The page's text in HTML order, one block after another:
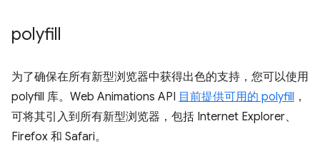
polyfill
为了确保在所有新型浏览器中获得出色的支持，您可以使用
polyfill 库。Web Animations API 目前提供可用的 polyfill ，
可将其引入到所有新型浏览器，包括 Internet Explorer、
Firefox 和 Safari。